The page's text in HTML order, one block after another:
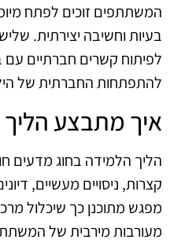
המשתתפים זוכים לפתח
בעיות וחשיבה יצירתית.
לפיתוח קשרים חברתיים עם
להתפתחות החברתית של
איך מתבצע
הליך הלמידה בחוג מדעים
קצרות, ניסויים מעשיים,
מפגש מתוכנן כך שיכלול
מעורבות מירבית של